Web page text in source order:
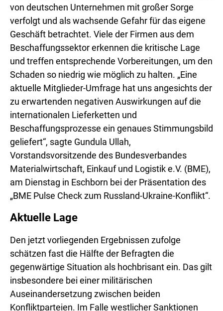
von deutschen Unternehmen mit großer Sorge
verfolgt und als wachsende Gefahr für das eigene
Geschäft betrachtet. Viele der Firmen aus dem
Beschaffungssektor erkennen die kritische Lage
und treffen entsprechende Vorbereitungen, um den
Schaden so niedrig wie möglich zu halten. „Eine
aktuelle Mitglieder-Umfrage hat uns angesichts der
zu erwartenden negativen Auswirkungen auf die
internationalen Lieferketten und
Beschaffungsprozesse ein genaues Stimmungsbild
geliefert“, sagte Gundula Ullah,
Vorstandsvorsitzende des Bundesverbandes
Materialwirtschaft, Einkauf und Logistik e.V. (BME),
am Dienstag in Eschborn bei der Präsentation des
„BME Pulse Check zum Russland-Ukraine-Konflikt“.
Aktuelle Lage
Den jetzt vorliegenden Ergebnissen zufolge
schätzen fast die Hälfte der Befragten die
gegenwärtige Situation als hochbrisant ein. Das gilt
insbesondere bei einer militärischen
Auseinandersetzung zwischen beiden
Konfliktparteien. Im Falle westlicher Sanktionen